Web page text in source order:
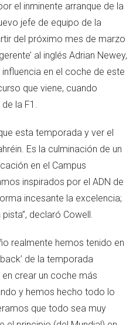
el inminente arranque de la
jefe de equipo de la
del próximo mes de marzo
al inglés Adrian Newey,
en el coche de este
que viene, cuando
la F1.
esta temporada y ver el
Es la culminación de un
en el Campus
inspirados por el ADN de
incesante la excelencia;
declaró Cowell.
realmente hemos tenido en
de la temporada
crear un coche más
y hemos hecho todo lo
que todo sea muy